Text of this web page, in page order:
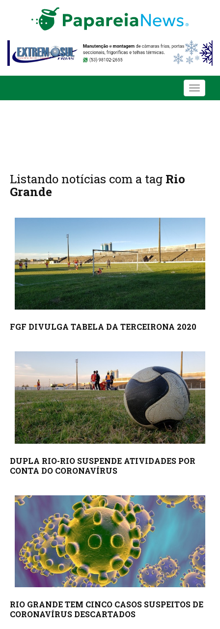
Toggle
Listando notícias com a tag Rio
Grande
FGF DIVULGA TABELA DA TERCEIRONA 2020
DUPLA RIO-RIO SUSPENDE ATIVIDADES POR
CONTA DO CORONAVÍRUS
RIO GRANDE TEM CINCO CASOS SUSPEITOS DE
CORONAVÍRUS DESCARTADOS